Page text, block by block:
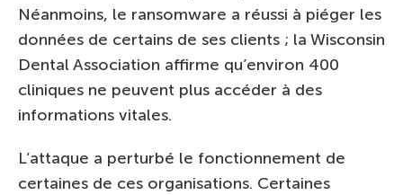
Néanmoins, le ransomware a réussi à piéger les
données de certains de ses clients ; la Wisconsin
Dental Association affirme qu’environ 400
cliniques ne peuvent plus accéder à des
informations vitales.
L’attaque a perturbé le fonctionnement de
certaines de ces organisations. Certaines